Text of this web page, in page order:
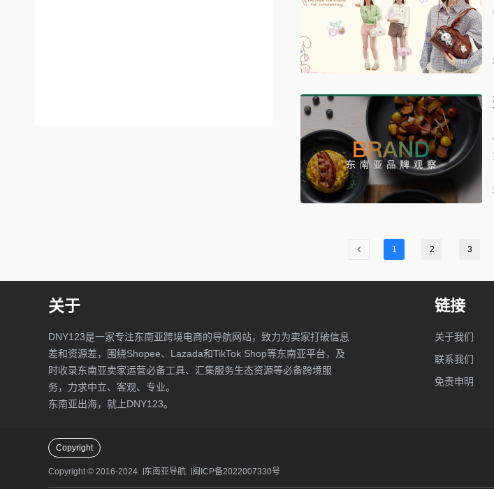
1 2 3
关于
DNY123是一家专注东南亚跨境电商的导航网站，致力为卖家打破信息
差和资源差，围绕Shopee、Lazada和TikTok Shop等东南亚平台，及
时收录东南亚卖家运营必备工具、汇集服务生态资源等必备跨境服
务，力求中立、客观、专业。
东南亚出海，就上DNY123。
链接
关于我们
联系我们
免责申明
Copyright
Copyright © 2016-2024 东南亚导航 闽ICP备2022007330号